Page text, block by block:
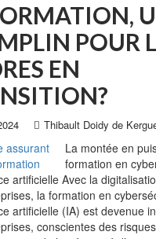
POUR
EN
Thibault Doidy de
La montée en
formation en
artificielle Avec la
la formation en
artificielle (IA) est devenue
conscientes des